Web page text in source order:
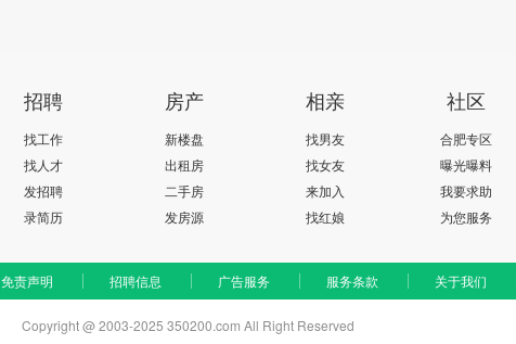
招聘
找工作
找人才
发招聘
录简历
房产
新楼盘
出租房
二手房
发房源
相亲
找男友
找女友
来加入
找红娘
社区
合肥专区
曝光曝料
我要求助
为您服务
免责声明 招聘信息 广告服务 服务条款 关于我们
Copyright @ 2003-2025 350200.com All Right Reserved